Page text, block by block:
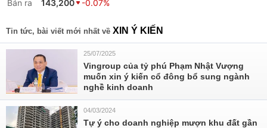
Bán ra
143,200 -0.07%
Tin tức, bài viết mới nhất về XIN Ý KIẾN
25/07/2025
Vingroup của tỷ phú Phạm Nhật Vượng
muốn xin ý kiến cổ đông bổ sung ngành
nghề kinh doanh
04/03/2024
Tự ý cho doanh nghiệp mượn khu đất gần